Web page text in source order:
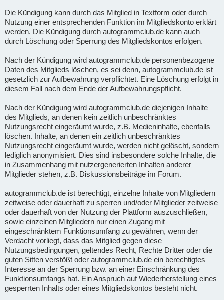
Die Kündigung kann durch das Mitglied in Textform oder durch
Nutzung einer entsprechenden Funktion im Mitgliedskonto erklärt
werden. Die Kündigung durch autogrammclub.de kann auch
durch Löschung oder Sperrung des Mitgliedskontos erfolgen.
Nach der Kündigung wird autogrammclub.de personenbezogene
Daten des Mitglieds löschen, es sei denn, autogrammclub.de ist
gesetzlich zur Aufbewahrung verpflichtet. Eine Löschung erfolgt in
diesem Fall nach dem Ende der Aufbewahrungspflicht.
Nach der Kündigung wird autogrammclub.de diejenigen Inhalte
des Mitglieds, an denen kein zeitlich unbeschränktes
Nutzungsrecht eingeräumt wurde, z.B. Medieninhalte, ebenfalls
löschen. Inhalte, an denen ein zeitlich unbeschränktes
Nutzungsrecht eingeräumt wurde, werden nicht gelöscht, sondern
lediglich anonymisiert. Dies sind insbesondere solche Inhalte, die
in Zusammenhang mit nutzergenerierten Inhalten anderer
Mitglieder stehen, z.B. Diskussionsbeiträge im Forum.
autogrammclub.de ist berechtigt, einzelne Inhalte von Mitgliedern
zeitweise oder dauerhaft zu sperren und/oder Mitglieder zeitweise
oder dauerhaft von der Nutzung der Plattform auszuschließen,
sowie einzelnen Mitgliedern nur einen Zugang mit
eingeschränktem Funktionsumfang zu gewähren, wenn der
Verdacht vorliegt, dass das Mitglied gegen diese
Nutzungsbedingungen, geltendes Recht, Rechte Dritter oder die
guten Sitten verstößt oder autogrammclub.de ein berechtigtes
Interesse an der Sperrung bzw. an einer Einschränkung des
Funktionsumfangs hat. Ein Anspruch auf Wiederherstellung eines
gesperrten Inhalts oder eines Mitgliedskontos besteht nicht.